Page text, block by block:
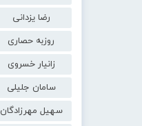
رضا یزدانی
روزبه حصاری
زانیار خسروی
سامان جلیلی
سهیل مهرزادگان